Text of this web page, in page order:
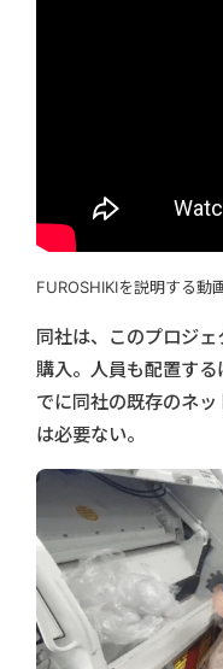
FUROSHIKIを説明する動
同社は、このプロジ
購入。人員も配置す
でに同社の既存のネ
は必要ない。